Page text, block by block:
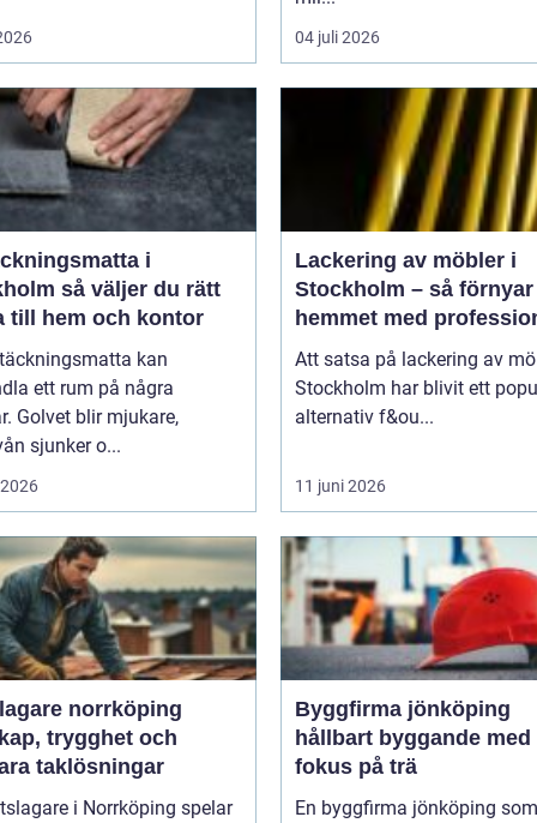
04 juli 2026
i
du rätt
till hem och kontor
kan
ett rum på några
Golvet blir mjukare,
sjunker o...
Lackering av möbler i
Stockholm – så
hemmet med
möbellackering
Att satsa på lackering av
Stockholm har blivit ett
alternativ f&ou...
11 juni 2026
norrköping
trygghet och
taklösningar
i Norrköping spelar
Byggfirma jönköping
hållbart byggande med
fokus på trä
En byggfirma jönköping som